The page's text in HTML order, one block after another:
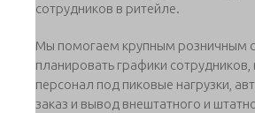
сотрудников в ритейле.
Мы помогаем крупным розничным
планировать графики
персонал под пиковые нагрузки,
заказ и вывод внештатного и